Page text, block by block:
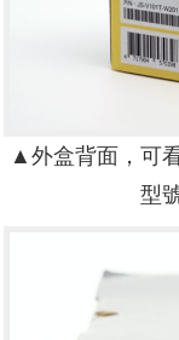
▲外盒背面，可
型